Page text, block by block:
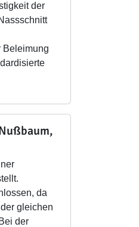
der
Beleimung
da
gleichen
der